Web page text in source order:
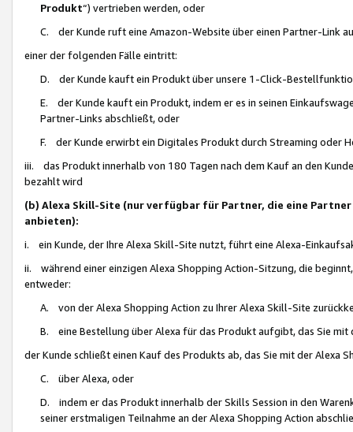
Produkt“) vertrieben werden, oder
C. der Kunde ruft eine Amazon-Website über einen Partner-Link
einer der folgenden Fälle eintritt:
D. der Kunde kauft ein Produkt über unsere 1-Click-
E. der Kunde kauft ein Produkt, indem er es in seinen
Partner-Links abschließt, oder
F. der Kunde erwirbt ein Digitales Produkt durch Streaming oder
iii. das Produkt innerhalb von 180 Tagen nach dem Kauf an den
bezahlt wird
(b) Alexa Skill-Site (nur verfügbar für Partner, die eine
anbieten):
i. ein Kunde, der Ihre Alexa Skill-Site nutzt, führt eine Alexa-
ii. während einer einzigen Alexa Shopping Action-Sitzung, die
entweder:
A. von der Alexa Shopping Action zu Ihrer Alexa Skill-Site
B. eine Bestellung über Alexa für das Produkt aufgibt, das Sie mit
der Kunde schließt einen Kauf des Produkts ab, das Sie mit der Alexa
C. über Alexa, oder
D. indem er das Produkt innerhalb der Skills Session in den
seiner erstmaligen Teilnahme an der Alexa Shopping Action